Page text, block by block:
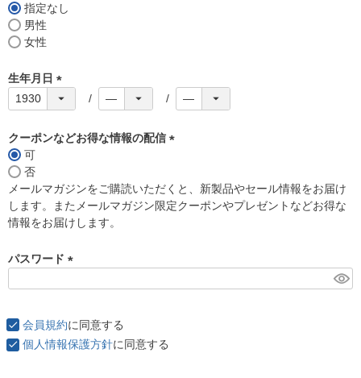
(
必
須
指定なし
男性
女性
生年月日
(
須
クーポンなどお得な情報の配信
須
)
可
否
メールマガジンをご購読いただくと、新製品やセール情報をお届け
します。またメールマガジン限定クーポンやプレゼントなどお得な
情報をお届けします。
パスワード
)
会員規約に同意する
個人情報保護方針に同意する